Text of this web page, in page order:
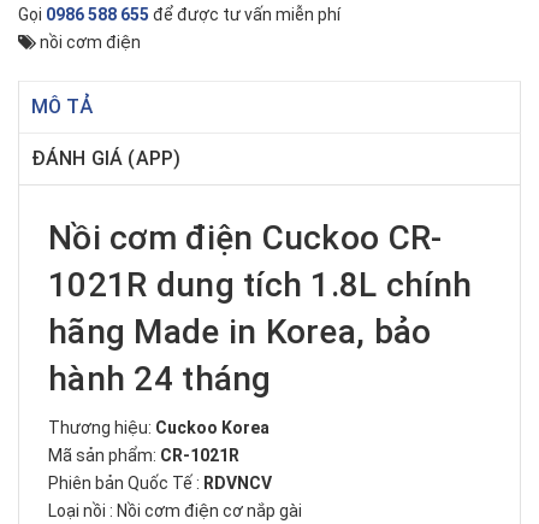
Gọi 0986 588 655 để được tư vấn miễn phí
nồi cơm điện
MÔ TẢ
ĐÁNH GIÁ (APP)
Nồi cơm điện Cuckoo CR-
1021R dung tích 1.8L chính
hãng Made in Korea, bảo
hành 24 tháng
Thương hiệu: Cuckoo Korea
Mã sản phẩm: CR-1021R
Phiên bản Quốc Tế : RDVNCV
Loại nồi : Nồi cơm điện cơ nắp gài